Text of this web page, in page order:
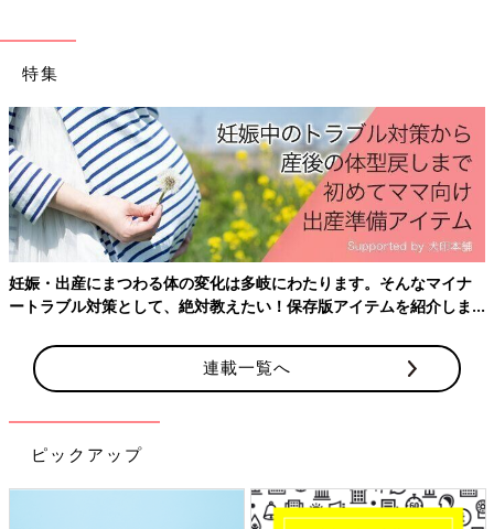
「親になるからって消えないよ」 3/6
いつのまにか「子どもがいないほうが楽しい」になって
いた
特集
妊娠・出産にまつわる体の変化は多岐にわたります。そんなマイナ
ートラブル対策として、絶対教えたい！保存版アイテムを紹介しま
連載一覧へ
ピックアップ